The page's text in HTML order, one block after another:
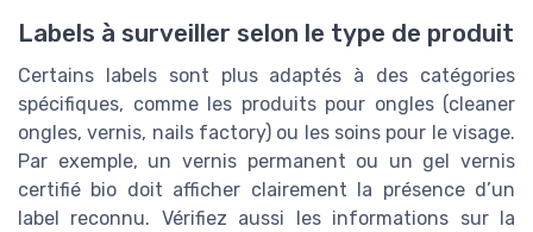
Labels à surveiller selon le type de produit
Certains labels sont plus adaptés à des catégories
spécifiques, comme les produits pour ongles (cleaner
ongles, vernis, nails factory) ou les soins pour le visage.
Par exemple, un vernis permanent ou un gel vernis
certifié bio doit afficher clairement la présence d’un
label reconnu. Vérifiez aussi les informations sur la